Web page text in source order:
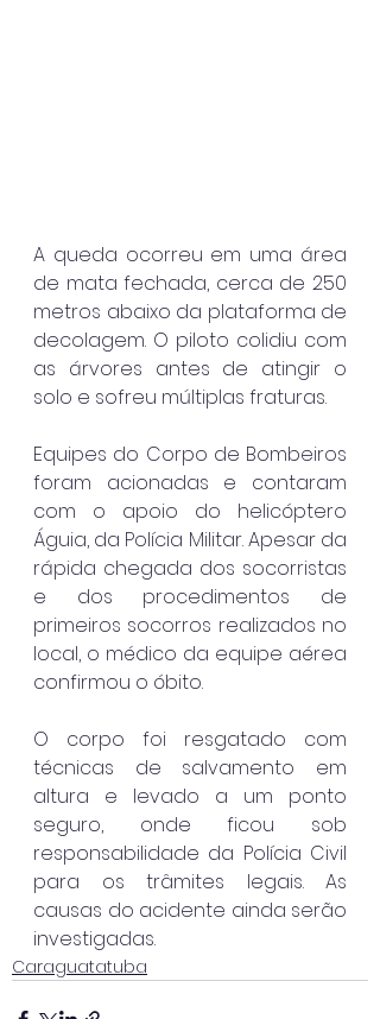
A queda ocorreu em uma área
de mata fechada, cerca de 250
metros abaixo da plataforma de
decolagem. O piloto colidiu com
as árvores antes de atingir o
solo e sofreu múltiplas fraturas.
Equipes do Corpo de Bombeiros
foram acionadas e contaram
com o apoio do helicóptero
Águia, da Polícia Militar. Apesar da
rápida chegada dos socorristas
e dos procedimentos de
primeiros socorros realizados no
local, o médico da equipe aérea
confirmou o óbito.
O corpo foi resgatado com
técnicas de salvamento em
altura e levado a um ponto
seguro, onde ficou sob
responsabilidade da Polícia Civil
para os trâmites legais. As
causas do acidente ainda serão
investigadas.
Caraguatatuba